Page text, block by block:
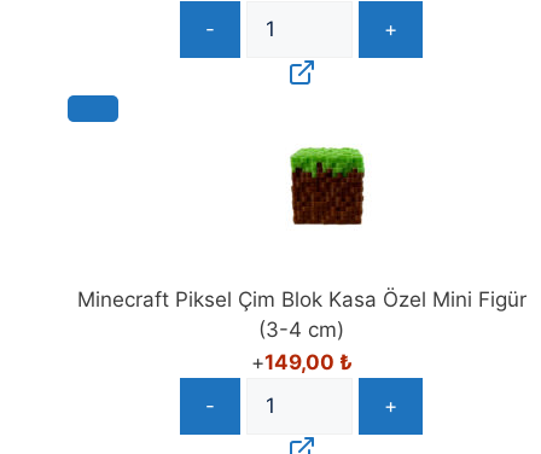
-
+
Minecraft Piksel Çim Blok Kasa Özel Mini Figür
(3-4 cm)
+149,00 ₺
-
+